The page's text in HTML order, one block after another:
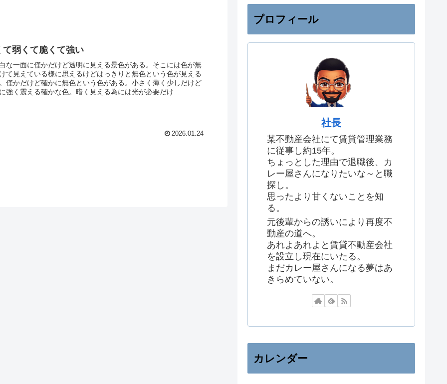
て弱くて脆くて強い
な一面に僅かだけど透明に見える景色がある。そこには色が無
て見えている様に思えるけどはっきりと無色という色が見える
僅かだけど確かに無色という色がある。小さく薄く少しだけど
強く震える確かな色。暗く見える為には光が必要だけ...
2026.01.24
プロフィール
社長
某不動産会社にて賃貸管理業務
に従事し約15年。
ちょっとした理由で退職後、カ
レー屋さんになりたいな～と職
探し。
思ったより甘くないことを知
る。
元後輩からの誘いにより再度不
動産の道へ。
あれよあれよと賃貸不動産会社
を設立し現在にいたる。
まだカレー屋さんになる夢はあ
きらめていない。
カレンダー